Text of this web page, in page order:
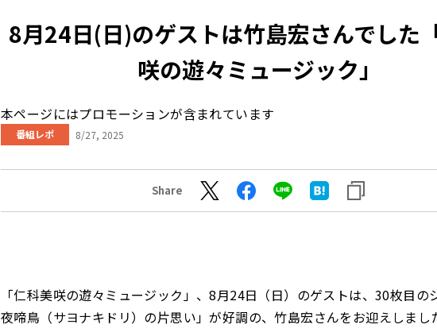
8月24日(日)のゲストは竹島宏さんでした
咲の遊々ミュージック」
本ページにはプロモーションが含まれています
番組レポ 8/27, 2025
Share
「仁科美咲の遊々ミュージック」、8月24日（日）のゲストは、30枚目の
夜啼鳥（サヨナキドリ）の片思い」が好調の、竹島宏さんをお迎えしまし